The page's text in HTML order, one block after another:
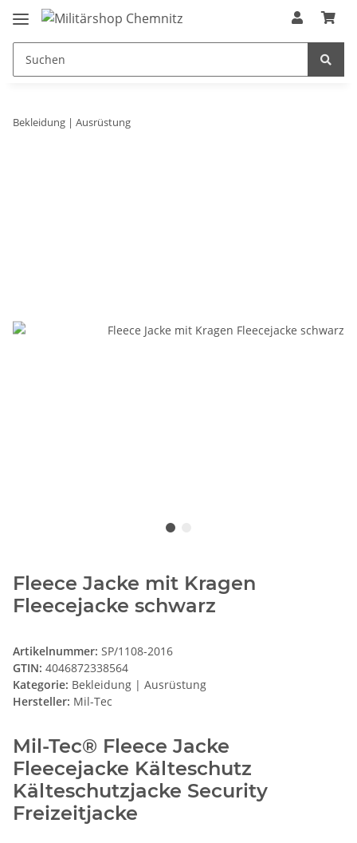
Bekleidung | Ausrüstung
Fleece Jacke mit Kragen
Fleecejacke schwarz
Artikelnummer: SP/1108-2016
GTIN: 4046872338564
Kategorie: Bekleidung | Ausrüstung
Hersteller: Mil-Tec
Mil-Tec® Fleece Jacke
Fleecejacke Kälteschutz
Kälteschutzjacke Security
Freizeitjacke